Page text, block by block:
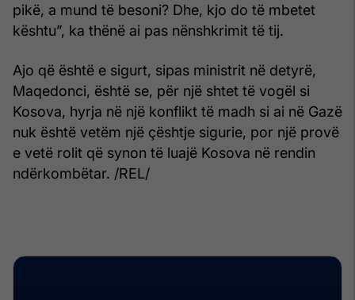
pikë, a mund të besoni? Dhe, kjo do të mbetet
kështu”, ka thënë ai pas nënshkrimit të tij.
Ajo që është e sigurt, sipas ministrit në detyrë,
Maqedonci, është se, për një shtet të vogël si
Kosova, hyrja në një konflikt të madh si ai në Gazë
nuk është vetëm një çështje sigurie, por një provë
e vetë rolit që synon të luajë Kosova në rendin
ndërkombëtar. /REL/